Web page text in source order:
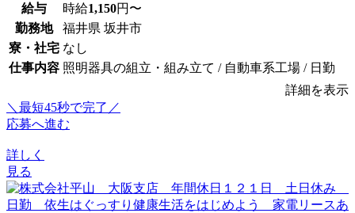
給与 時給1,150円〜
勤務地
福井県 坂井市
寮・社宅 なし
仕事内容 照明器具の組立・組み立て / 自動車系工場 / 日勤
詳細を表示
＼最短45秒で完了／
応募へ進む
詳しく
見る